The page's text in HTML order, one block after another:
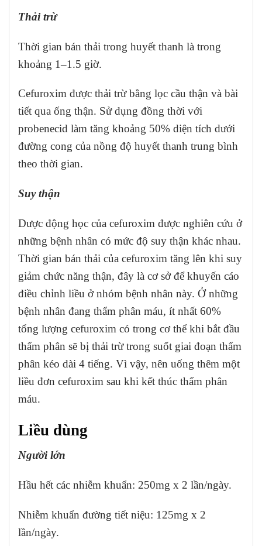
Thải trừ
Thời gian bán thải trong huyết thanh là trong
khoảng 1–1.5 giờ.
Cefuroxim được thải trừ bằng lọc cầu thận và bài
tiết qua ống thận. Sử dụng đồng thời với
probenecid làm tăng khoảng 50% diện tích dưới
đường cong của nồng độ huyết thanh trung bình
theo thời gian.
Suy thận
Dược động học của cefuroxim được nghiên cứu ở
những bệnh nhân có mức độ suy thận khác nhau.
Thời gian bán thải của cefuroxim tăng lên khi suy
giảm chức năng thận, đây là cơ sở để khuyến cáo
điều chỉnh liều ở nhóm bệnh nhân này. Ở những
bệnh nhân đang thẩm phân máu, ít nhất 60%
tổng lượng cefuroxim có trong cơ thể khi bắt đầu
thẩm phân sẽ bị thải trừ trong suốt giai đoạn thẩm
phân kéo dài 4 tiếng. Vì vậy, nên uống thêm một
liều đơn cefuroxim sau khi kết thúc thẩm phân
máu.
Liều dùng
Người lớn
Hầu hết các nhiễm khuẩn: 250mg x 2 lần/ngày.
Nhiễm khuẩn đường tiết niệu: 125mg x 2
lần/ngày.